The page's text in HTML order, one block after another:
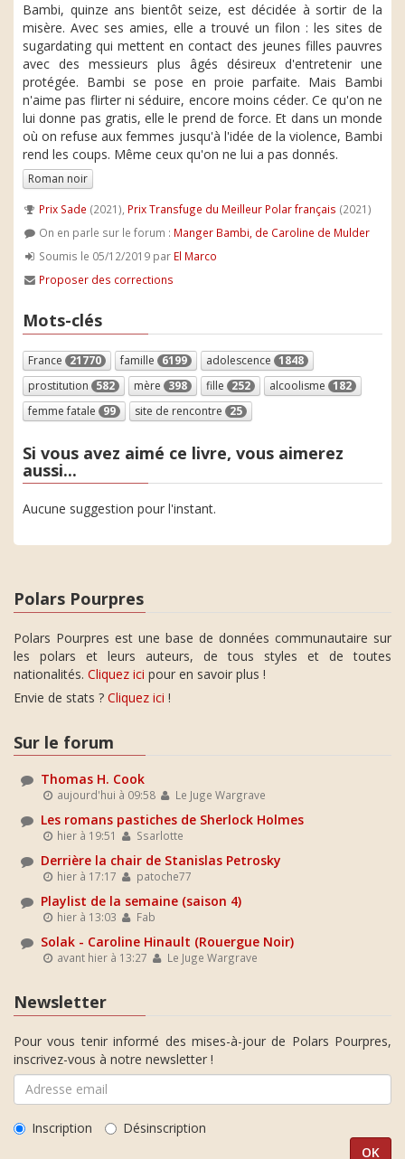
Bambi, quinze ans bientôt seize, est décidée à sortir de la
misère. Avec ses amies, elle a trouvé un filon : les sites de
sugardating qui mettent en contact des jeunes filles pauvres
avec des messieurs plus âgés désireux d'entretenir une
protégée. Bambi se pose en proie parfaite. Mais Bambi
n'aime pas flirter ni séduire, encore moins céder. Ce qu'on ne
lui donne pas gratis, elle le prend de force. Et dans un monde
où on refuse aux femmes jusqu'à l'idée de la violence, Bambi
rend les coups. Même ceux qu'on ne lui a pas donnés.
Roman noir
Prix Sade (2021), Prix Transfuge du Meilleur Polar français (2021)
On en parle sur le forum : Manger Bambi, de Caroline de Mulder
Soumis le 05/12/2019 par El Marco
Proposer des corrections
Mots-clés
France 21770 famille 6199 adolescence 1848
prostitution 582 mère 398 fille 252 alcoolisme 182
femme fatale 99 site de rencontre 25
Si vous avez aimé ce livre, vous aimerez
aussi...
Aucune suggestion pour l'instant.
Polars Pourpres
Polars Pourpres est une base de données communautaire sur
les polars et leurs auteurs, de tous styles et de toutes
nationalités. Cliquez ici pour en savoir plus !
Envie de stats ? Cliquez ici !
Sur le forum
Thomas H. Cook
aujourd'hui à 09:58 Le Juge Wargrave
Les romans pastiches de Sherlock Holmes
hier à 19:51 Ssarlotte
Derrière la chair de Stanislas Petrosky
hier à 17:17 patoche77
Playlist de la semaine (saison 4)
hier à 13:03 Fab
Solak - Caroline Hinault (Rouergue Noir)
avant hier à 13:27 Le Juge Wargrave
Newsletter
Pour vous tenir informé des mises-à-jour de Polars Pourpres,
inscrivez-vous à notre newsletter !
Inscription Désinscription